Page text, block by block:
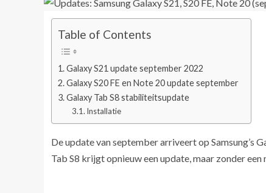
Table of Contents
Galaxy S21 update september 2022
Galaxy S20 FE en Note 20 update september
Galaxy Tab S8 stabiliteitsupdate
Installatie
De update van september arriveert op Samsung’s
Tab S8 krijgt opnieuw een update, maar zonder een